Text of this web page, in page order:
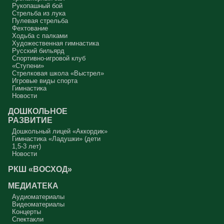
Рукопашный бой
Стрельба из лука
Пулевая стрельба
Фехтование
Ходьба с палками
Художественная гимнастика
Русский бильярд
Спортивно-игровой клуб
«Ступени»
Стрелковая школа «Выстрел»
Игровые виды спорта
Гимнастика
Новости
ДОШКОЛЬНОЕ
РАЗВИТИЕ
Дошкольный лицей «Аккордик»
Гимнастика «Ладушки» (дети
1,5-3 лет)
Новости
РКШ «ВОСХОД»
МЕДИАТЕКА
Аудиоматериалы
Видеоматериалы
Концерты
Спектакли